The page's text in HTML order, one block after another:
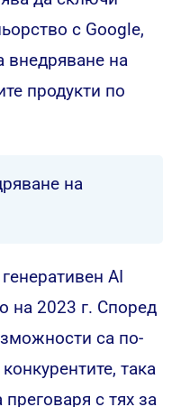
с Google,
внедряване на
продукти по
на
AI
на 2023 г. Според
са по-
така
с тях за